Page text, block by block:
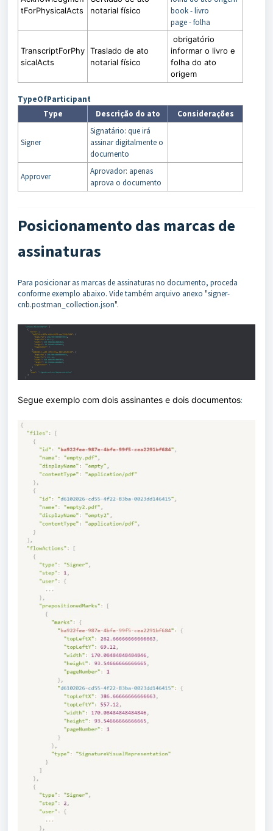
tForPhysicalActs
notarial físico
book - livro
page - folha
TranscriptForPhy
sicalActs
Traslado de ato
notarial físico
obrigatório
informar o livro e
folha do ato
origem
TypeOfParticipant
Type
Descrição do ato Considerações
Signer
Signatário: que irá
assinar digitalmente o
documento
Approver
Aprovador: apenas
aprova o documento
Posicionamento das marcas de
assinaturas
Para posicionar as marcas de assinaturas no documento, proceda
conforme exemplo abaixo. Vide também arquivo anexo "signer-
cnb.postman_collection.json".
Segue exemplo com dois assinantes e dois documentos: